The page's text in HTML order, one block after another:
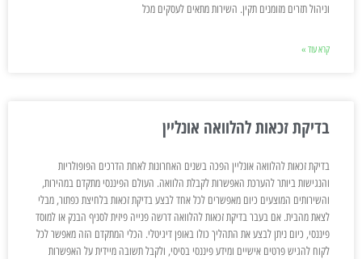
וניהול תזרים מזומנים תקין. השירות מתאים לעסקים מכל
קרא עוד »
בדיקת זכאות להלוואה אונליין
בדיקת זכאות להלוואה אונליין הפכה בשנים האחרונות לאחת הדרכים הפופולריות
והנגישות ביותר להערכת האפשרות לקבלת הלוואה. העולם הפיננסי מתקדם במהירות,
והשירותים המוצעים כיום מאפשרים לכל אחד לבצע בדיקת זכאות בלחיצת כפתור, מבלי
לצאת מהבית. אם בעבר בדיקת זכאות להלוואה דרשה פנייה פיזית לסניף הבנק או למוסד
פיננסי, כיום ניתן לבצע את התהליך כולו באופן דיגיטלי. הכלי המתקדם הזה מאפשר לכל
לקוח להגיש פרטים אישיים ומידע פיננסי בסיסי, ולקבל תשובה מיידית על האפשרות